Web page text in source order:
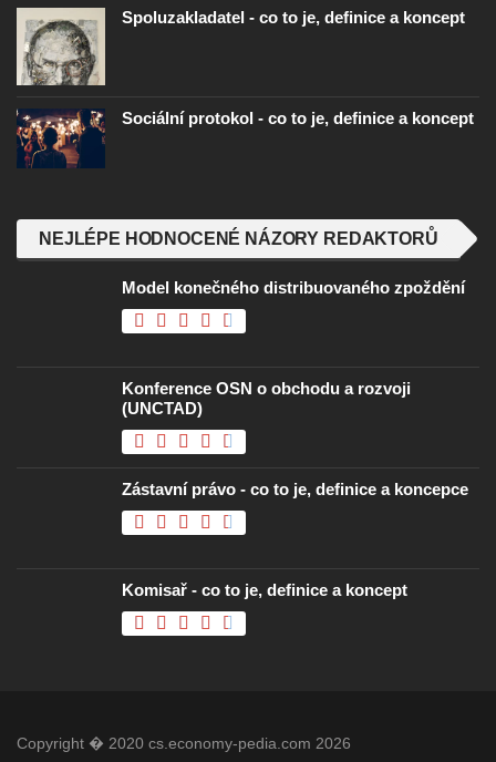
Spoluzakladatel - co to je, definice a koncept
Sociální protokol - co to je, definice a koncept
NEJLÉPE HODNOCENÉ NÁZORY REDAKTORŮ
Model konečného distribuovaného zpoždění
Konference OSN o obchodu a rozvoji
(UNCTAD)
Zástavní právo - co to je, definice a koncepce
Komisař - co to je, definice a koncept
Copyright � 2020 cs.economy-pedia.com 2026